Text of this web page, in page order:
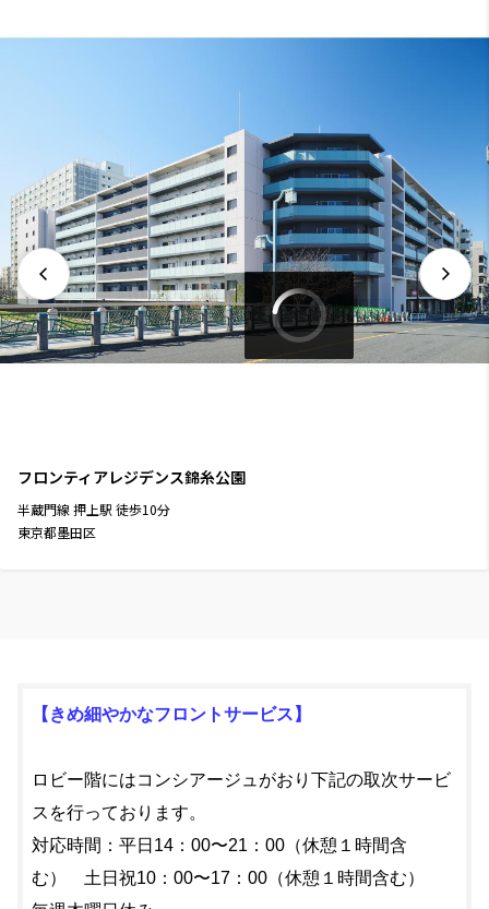
フロンティアレジデンス錦糸公園
半蔵門線 押上駅 徒歩10分
東京都墨田区
【きめ細やかなフロントサービス】
ロビー階にはコンシアージュがおり下記の取次サービ
スを行っております。
対応時間：平日14：00〜21：00（休憩１時間含
む） 土日祝10：00〜17：00（休憩１時間含む）